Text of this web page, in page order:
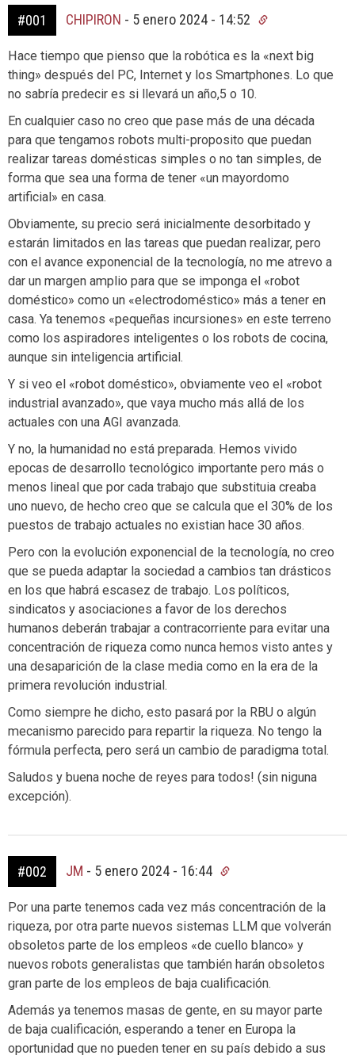
#001 CHIPIRON - 5 enero 2024 - 14:52
Hace tiempo que pienso que la robótica es la «next big
thing» después del PC, Internet y los Smartphones. Lo que
no sabría predecir es si llevará un año,5 o 10.
En cualquier caso no creo que pase más de una década
para que tengamos robots multi-proposito que puedan
realizar tareas domésticas simples o no tan simples, de
forma que sea una forma de tener «un mayordomo
artificial» en casa.
Obviamente, su precio será inicialmente desorbitado y
estarán limitados en las tareas que puedan realizar, pero
con el avance exponencial de la tecnología, no me atrevo a
dar un margen amplio para que se imponga el «robot
doméstico» como un «electrodoméstico» más a tener en
casa. Ya tenemos «pequeñas incursiones» en este terreno
como los aspiradores inteligentes o los robots de cocina,
aunque sin inteligencia artificial.
Y si veo el «robot doméstico», obviamente veo el «robot
industrial avanzado», que vaya mucho más allá de los
actuales con una AGI avanzada.
Y no, la humanidad no está preparada. Hemos vivido
epocas de desarrollo tecnológico importante pero más o
menos lineal que por cada trabajo que substituia creaba
uno nuevo, de hecho creo que se calcula que el 30% de los
puestos de trabajo actuales no existian hace 30 años.
Pero con la evolución exponencial de la tecnología, no creo
que se pueda adaptar la sociedad a cambios tan drásticos
en los que habrá escasez de trabajo. Los políticos,
sindicatos y asociaciones a favor de los derechos
humanos deberán trabajar a contracorriente para evitar una
concentración de riqueza como nunca hemos visto antes y
una desaparición de la clase media como en la era de la
primera revolución industrial.
Como siempre he dicho, esto pasará por la RBU o algún
mecanismo parecido para repartir la riqueza. No tengo la
fórmula perfecta, pero será un cambio de paradigma total.
Saludos y buena noche de reyes para todos! (sin niguna
excepción).
#002 JM - 5 enero 2024 - 16:44
Por una parte tenemos cada vez más concentración de la
riqueza, por otra parte nuevos sistemas LLM que volverán
obsoletos parte de los empleos «de cuello blanco» y
nuevos robots generalistas que también harán obsoletos
gran parte de los empleos de baja cualificación.
Además ya tenemos masas de gente, en su mayor parte
de baja cualificación, esperando a tener en Europa la
oportunidad que no pueden tener en su país debido a sus